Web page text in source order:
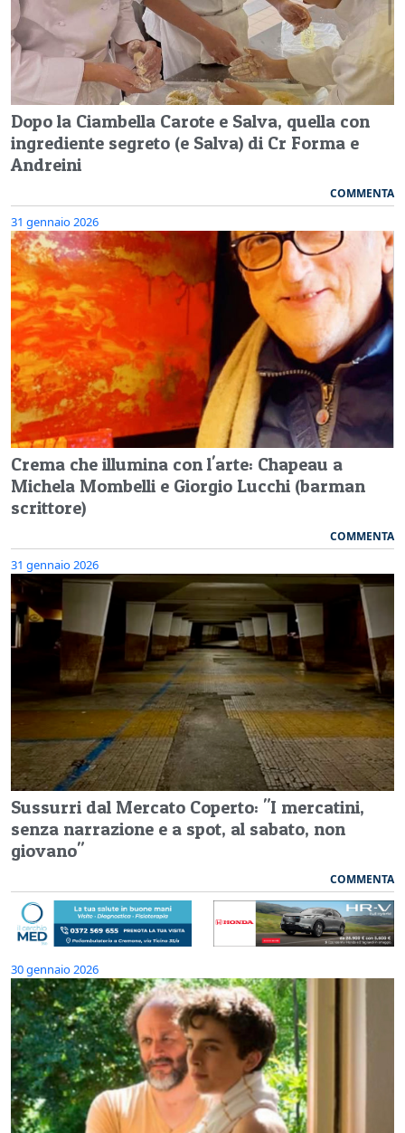
Dopo la Ciambella Carote e Salva, quella con
ingrediente segreto (e Salva) di Cr Forma e
Andreini
COMMENTA
31 gennaio 2026
Crema che illumina con l'arte: Chapeau a
Michela Mombelli e Giorgio Lucchi (barman
scrittore)
COMMENTA
31 gennaio 2026
Sussurri dal Mercato Coperto: "I mercatini,
senza narrazione e a spot, al sabato, non
giovano"
COMMENTA
30 gennaio 2026